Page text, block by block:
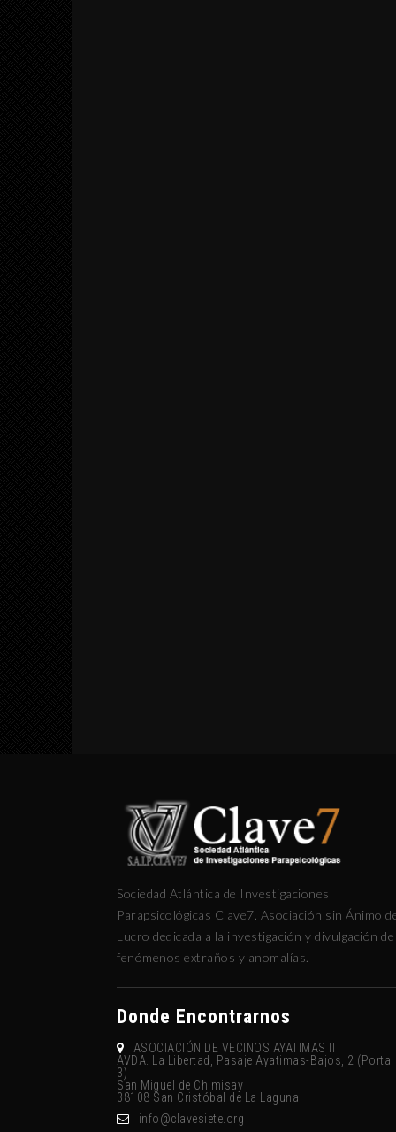
Sociedad Atlántica de Investigaciones
Parapsicológicas Clave7. Asociación sin Ánimo
Lucro dedicada a la investigación y divulgación de
fenómenos extraños y anomalías.
Donde Encontrarnos
ASOCIACIÓN DE VECINOS AYATIMAS II
AVDA. La Libertad, Pasaje Ayatimas-Bajos, 2 (Portal
3)
San Miguel de Chimisay
38108 San Cristóbal de La Laguna
gro.eteisevalc@ofni